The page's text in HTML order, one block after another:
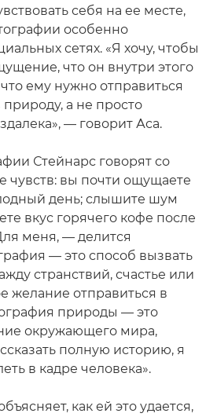
себя на ее месте,
особенно
сетях. «Я хочу, чтобы
что он внутри этого
ему нужно отправиться
природу, а не просто
— говорит Аса.
Стейнарс говорят со
чувств: вы почти ощущаете
день; слышите шум
вкус горячего кофе после
меня, — делится
— это способ вызвать
странствий, счастье или
желание отправиться в
природы — это
окружающего мира,
полную историю, я
в кадре человека».
как ей это удается,